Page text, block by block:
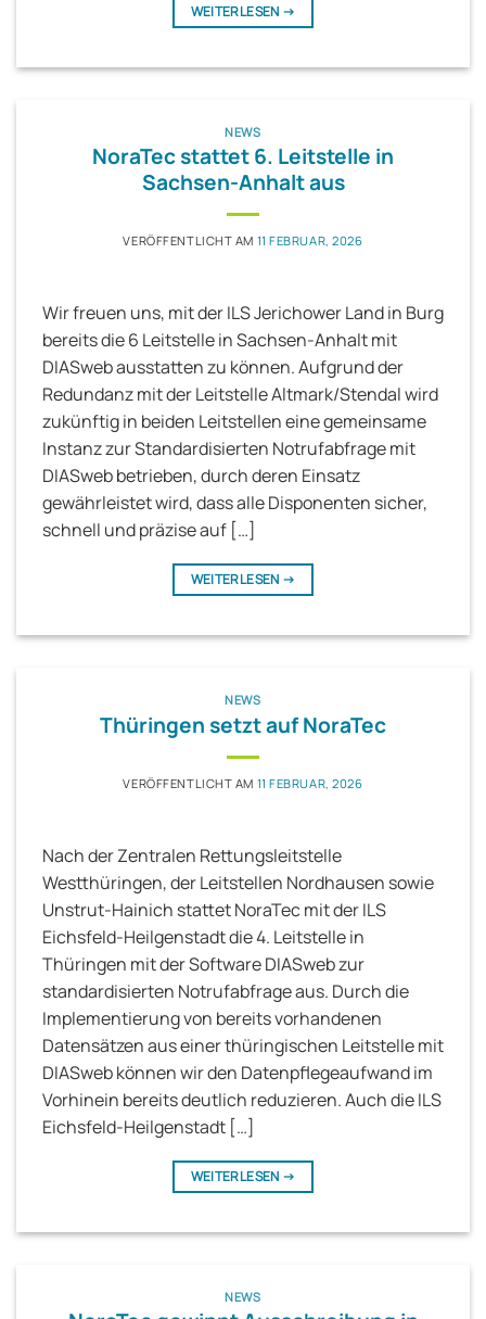
WEITERLESEN →
NEWS
NoraTec stattet 6. Leitstelle in
Sachsen-Anhalt aus
VERÖFFENTLICHT AM 11 FEBRUAR, 2026
Wir freuen uns, mit der ILS Jerichower Land in Burg
bereits die 6 Leitstelle in Sachsen-Anhalt mit
DIASweb ausstatten zu können. Aufgrund der
Redundanz mit der Leitstelle Altmark/Stendal wird
zukünftig in beiden Leitstellen eine gemeinsame
Instanz zur Standardisierten Notrufabfrage mit
DIASweb betrieben, durch deren Einsatz
gewährleistet wird, dass alle Disponenten sicher,
schnell und präzise auf […]
WEITERLESEN →
NEWS
Thüringen setzt auf NoraTec
VERÖFFENTLICHT AM 11 FEBRUAR, 2026
Nach der Zentralen Rettungsleitstelle
Westthüringen, der Leitstellen Nordhausen sowie
Unstrut-Hainich stattet NoraTec mit der ILS
Eichsfeld-Heilgenstadt die 4. Leitstelle in
Thüringen mit der Software DIASweb zur
standardisierten Notrufabfrage aus. Durch die
Implementierung von bereits vorhandenen
Datensätzen aus einer thüringischen Leitstelle mit
DIASweb können wir den Datenpflegeaufwand im
Vorhinein bereits deutlich reduzieren. Auch die ILS
Eichsfeld-Heilgenstadt […]
WEITERLESEN →
NEWS